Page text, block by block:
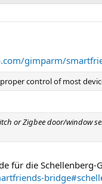
gimparm/
control of most
or Zigbee door/
für die Schellenberg-